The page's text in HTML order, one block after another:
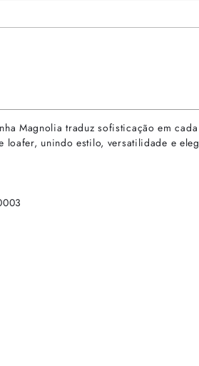
Magnolia traduz sofisticação em
loafer, unindo estilo, versatilidade e